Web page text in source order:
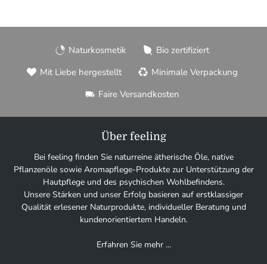
Naturkosmetik
Bio zertifiziert
Mit Liebe hergestellt
Minimale Verpackung
Faire Versandkosten
Über feeling
Bei feeling finden Sie naturreine ätherische Öle, native
Pflanzenöle sowie Aromapflege-Produkte zur Unterstützung der
Hautpflege und des psychischen Wohlbefindens.
Unsere Stärken und unser Erfolg basieren auf erstklassiger
Qualität erlesener Naturprodukte, individueller Beratung und
kundenorientiertem Handeln.
Erfahren Sie mehr ...